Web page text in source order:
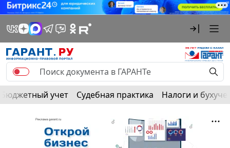
Бюджетный учет Судебная практика Налоги и